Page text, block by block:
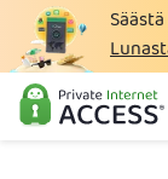
Säästä
Mikä on VPN